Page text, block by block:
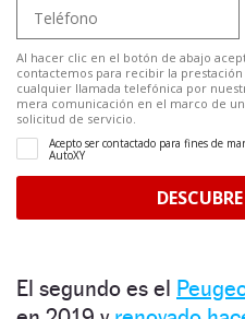
El segundo es el